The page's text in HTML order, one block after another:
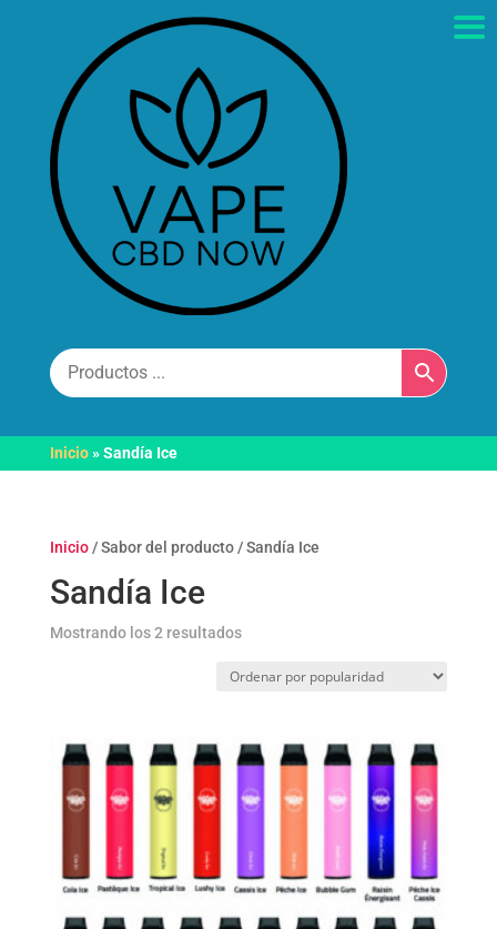
Inicio»Sandía Ice
Inicio/ Sabor del producto / Sandía Ice
Sandía Ice
Mostrando los 2 resultadosOrdenado
popularidad